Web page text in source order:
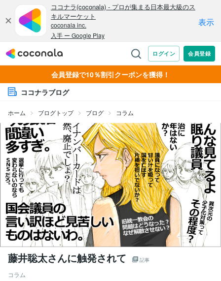
会員登録で10％割引クーポンを獲得！
ココナラブログ
ホーム ブログトップ ブログ コラム
藤井聡太さんに触発されて 記事
コラム